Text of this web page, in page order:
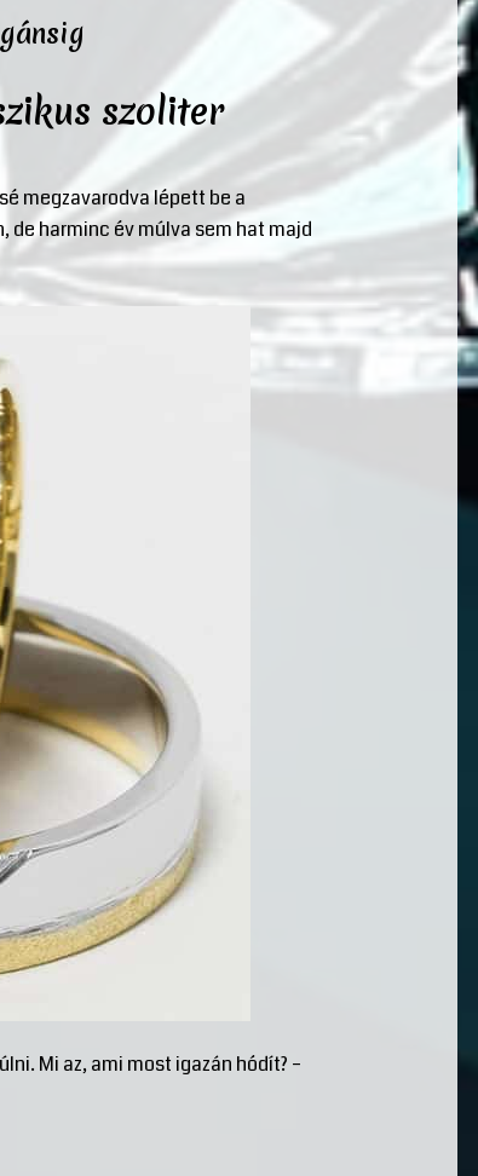
szoliter
megzavarodva lépett be a
de harminc év múlva sem hat majd
Mi az, ami most igazán hódít? –